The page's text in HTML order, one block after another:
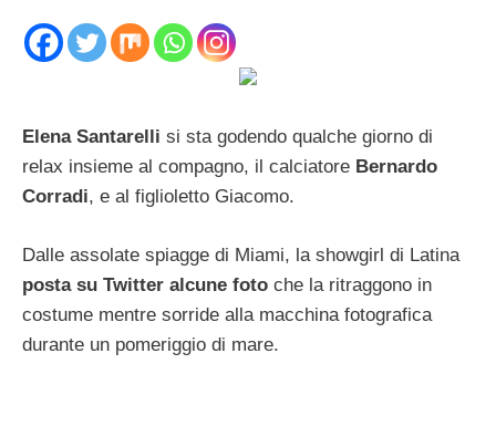
Elena Santarelli si sta godendo qualche giorno di
relax insieme al compagno, il calciatore Bernardo
Corradi, e al figlioletto Giacomo.
Dalle assolate spiagge di Miami, la showgirl di Latina
posta su Twitter alcune foto che la ritraggono in
costume mentre sorride alla macchina fotografica
durante un pomeriggio di mare.